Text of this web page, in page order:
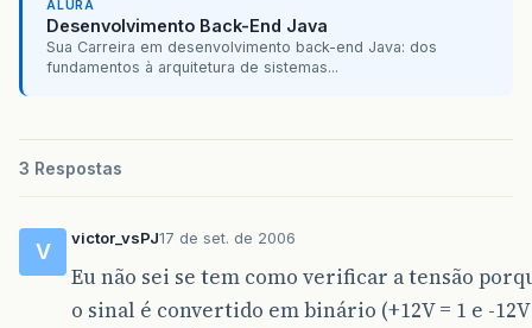
ALURA
Desenvolvimento Back-End Java
Sua Carreira em desenvolvimento back-end Java: dos
fundamentos à arquitetura de sistemas...
3 Respostas
V
victor_vsPJ17 de set. de 2006
Eu não sei se tem como verificar a tensão
o sinal é convertido em binário (+12V = 1 e -